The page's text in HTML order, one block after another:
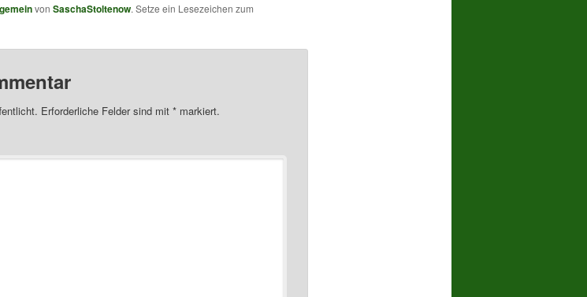
von SaschaStoltenow. Setze ein Lesezeichen zum
Erforderliche Felder sind mit *markiert.